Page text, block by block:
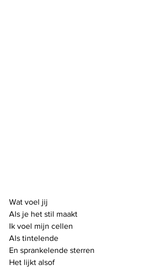
Wat voel jij
Als je het stil maakt
Ik voel mijn cellen
Als tintelende
En sprankelende sterren
Het lijkt alsof